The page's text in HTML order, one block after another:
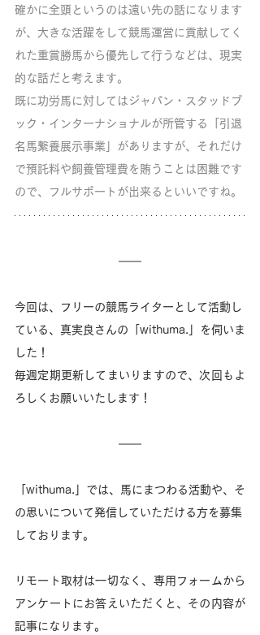
確かに全頭というのは遠い先の話になります
が、大きな活躍をして競馬運営に貢献してく
れた重賞勝馬から優先して行うなどは、現実
的な話だと考えます。
既に功労馬に対してはジャパン・スタッドブ
ック・インターナショナルが所管する「引退
名馬繋養展示事業」がありますが、それだけ
で預託料や飼養管理費を賄うことは困難です
ので、フルサポートが出来るといいですね。
今回は、フリーの競馬ライターとして活動し
ている、真実良さんの「withuma.」を伺いま
した！
毎週定期更新してまいりますので、次回もよ
ろしくお願いいたします！
「withuma.」では、馬にまつわる活動や、そ
の思いについて発信していただける方を募集
しております。
リモート取材は一切なく、専用フォームから
アンケートにお答えいただくと、その内容が
記事になります。